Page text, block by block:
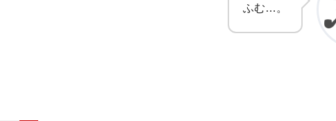
ふむ…。